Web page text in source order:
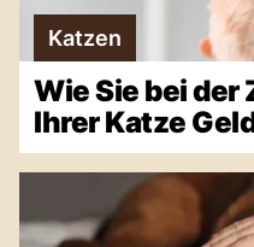
Katzen
Wie Sie bei
Ihrer Katze